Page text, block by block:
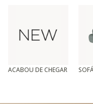
ACABOU DE CHEGAR